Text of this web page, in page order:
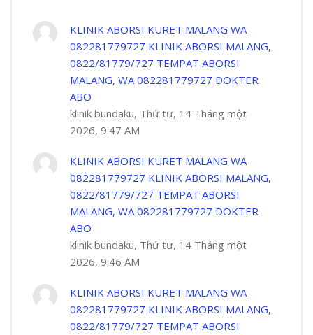
KLINIK ABORSI KURET MALANG WA
082281779727 KLINIK ABORSI MALANG,
0822/81779/727 TEMPAT ABORSI
MALANG, WA 082281779727 DOKTER
ABO
klinik bundaku, Thứ tư, 14 Tháng một
2026, 9:47 AM
KLINIK ABORSI KURET MALANG WA
082281779727 KLINIK ABORSI MALANG,
0822/81779/727 TEMPAT ABORSI
MALANG, WA 082281779727 DOKTER
ABO
klinik bundaku, Thứ tư, 14 Tháng một
2026, 9:46 AM
KLINIK ABORSI KURET MALANG WA
082281779727 KLINIK ABORSI MALANG,
0822/81779/727 TEMPAT ABORSI